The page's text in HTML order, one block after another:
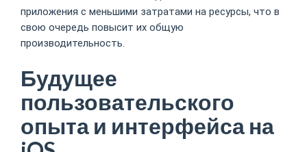
приложения с меньшими затратами на ресурсы, что в
свою очередь повысит их общую
производительность.
Будущее
пользовательского
опыта и интерфейса на